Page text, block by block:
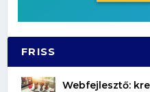
FRISS
Webfejlesztő: